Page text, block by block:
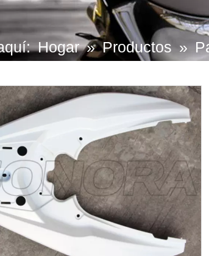
Hogar »Productos »
»
Alerón Trasero
Calidad Superior